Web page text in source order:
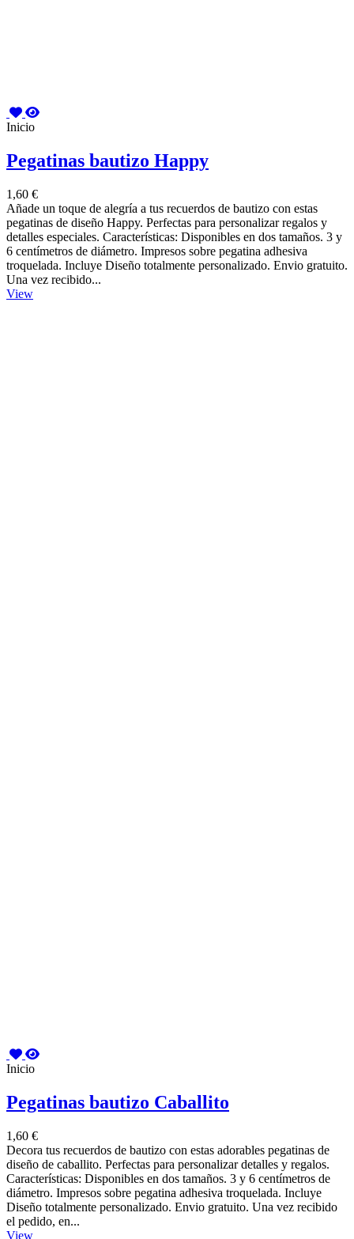
Inicio
Pegatinas bautizo Happy
1,60 €
Añade un toque de alegría a tus recuerdos de bautizo con estas
pegatinas de diseño Happy. Perfectas para personalizar regalos y
detalles especiales. Características: Disponibles en dos tamaños. 3 y
6 centímetros de diámetro. Impresos sobre pegatina adhesiva
troquelada. Incluye Diseño totalmente personalizado. Envio gratuito.
Una vez recibido...
View
Inicio
Pegatinas bautizo Caballito
1,60 €
Decora tus recuerdos de bautizo con estas adorables pegatinas de
diseño de caballito. Perfectas para personalizar detalles y regalos.
Características: Disponibles en dos tamaños. 3 y 6 centímetros de
diámetro. Impresos sobre pegatina adhesiva troquelada. Incluye
Diseño totalmente personalizado. Envio gratuito. Una vez recibido
el pedido, en...
View